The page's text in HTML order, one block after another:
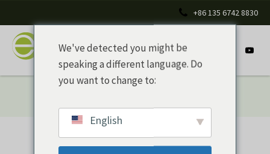
+86 135 6742 8830
We've detected you might be
speaking a different language. Do
you want to change to:
English